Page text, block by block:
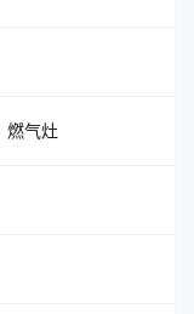
燃气灶